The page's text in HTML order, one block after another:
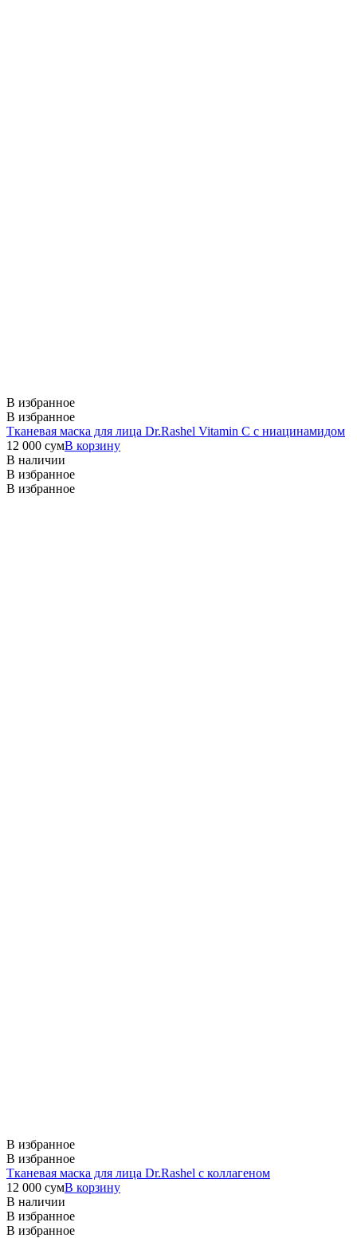
В избранное
В избранное
Тканевая маска для лица Dr.Rashel Vitamin C с ниацинамидом
12 000 сумВ корзину
В наличии
В избранное
В избранное
В избранное
В избранное
Тканевая маска для лица Dr.Rashel с коллагеном
12 000 сумВ корзину
В наличии
В избранное
В избранное